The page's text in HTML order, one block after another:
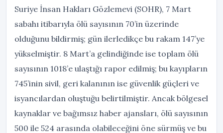
Suriye İnsan Hakları Gözlemevi (SOHR), 7 Mart
sabahı itibarıyla ölü sayısının 70’in üzerinde
olduğunu bildirmiş; gün ilerledikçe bu rakam 147’ye
yükselmiştir. 8 Mart’a gelindiğinde ise toplam ölü
sayısının 1018’e ulaştığı rapor edilmiş; bu kayıpların
745’inin sivil, geri kalanının ise güvenlik güçleri ve
isyancılardan oluştuğu belirtilmiştir. Ancak bölgesel
kaynaklar ve bağımsız haber ajansları, ölü sayısının
500 ile 524 arasında olabileceğini öne sürmüş ve bu